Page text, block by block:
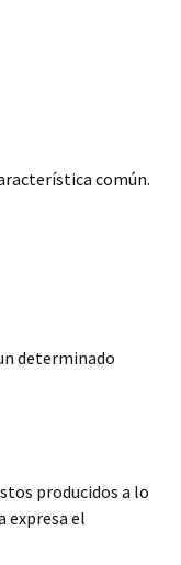
común.
determinado
producidos a lo
expresa el